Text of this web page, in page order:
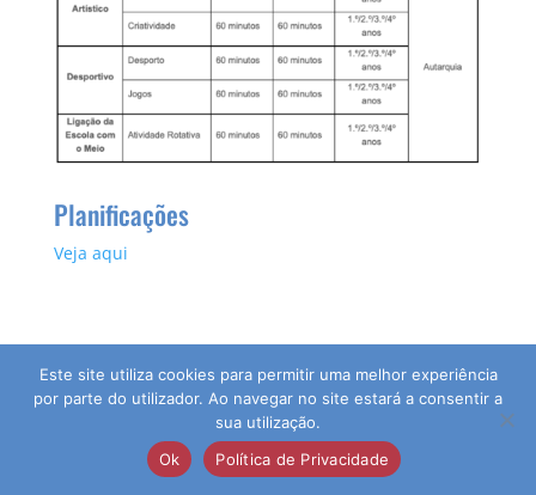
Planificações
Veja aqui
© 2026 Agrupamento de Escolas da Guia | Direitos
Reservados | Desenvolvido por:pedroferraz.com
Este site utiliza cookies para permitir uma melhor experiência
por parte do utilizador. Ao navegar no site estará a consentir a
sua utilização.
Ok
Política de Privacidade